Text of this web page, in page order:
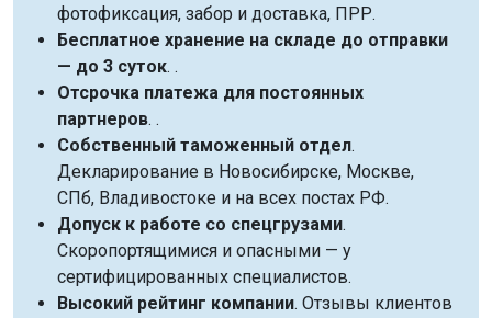
фотофиксация, забор и доставка, ПРР.
Бесплатное хранение на складе до отправки
— до 3 суток. .
Отсрочка платежа для постоянных
партнеров. .
Собственный таможенный отдел.
Декларирование в Новосибирске, Москве,
СПб, Владивостоке и на всех постах РФ.
Допуск к работе со спецгрузами.
Скоропортящимися и опасными — у
сертифицированных специалистов.
Высокий рейтинг компании. Отзывы клиентов